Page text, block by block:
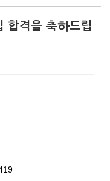
합격을 축하드립